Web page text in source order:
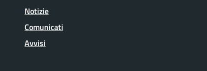
Notizie
Comunicati
Avvisi